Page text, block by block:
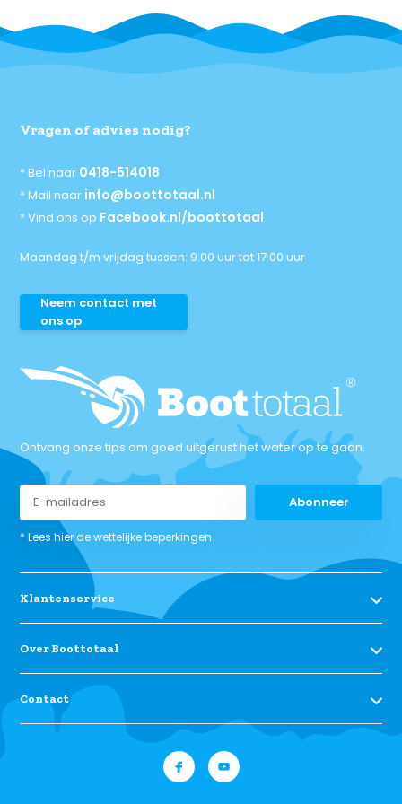
Vragen of advies nodig?
* Bel naar 0418-514018
* Mail naar info@boottotaal.nl
* Vind ons op Facebook.nl/boottotaal
Maandag t/m vrijdag tussen: 9:00 uur tot 17:00 uur
Neem contact met
ons op
Ontvang onze tips om goed uitgerust het water op te gaan.
Abonneer
* Lees hier de wettelijke beperkingen
Klantenservice
Over Boottotaal
Contact